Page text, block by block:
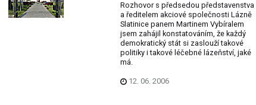
Rozhovor s předsedou představenstva
a ředitelem akciové společnosti Lázně
Slatinice panem Martinem Vybíralem
jsem zahájil konstatováním, že každý
demokratický stát si zaslouží takové
politiky i takové léčebné lázeňství, jaké
má.
12. 06. 2006